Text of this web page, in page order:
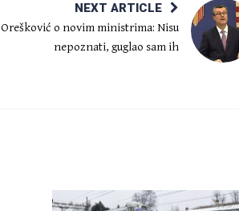
NEXT ARTICLE
Orešković o novim ministrima: Nisu
nepoznati, guglao sam ih